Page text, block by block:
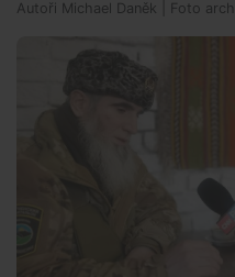
Autoři Michael Daněk | Foto